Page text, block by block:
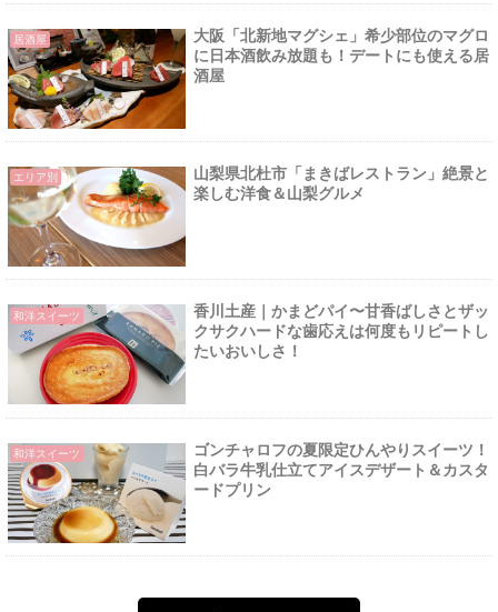
居酒屋
大阪「北新地マグシェ」希少部位のマグロ
に日本酒飲み放題も！デートにも使える居
酒屋
エリア別
山梨県北杜市「まきばレストラン」絶景と
楽しむ洋食＆山梨グルメ
和洋スイーツ
香川土産｜かまどパイ〜甘香ばしさとザッ
クサクハードな歯応えは何度もリピートし
たいおいしさ！
和洋スイーツ
ゴンチャロフの夏限定ひんやりスイーツ！
白バラ牛乳仕立てアイスデザート＆カスタ
ードプリン